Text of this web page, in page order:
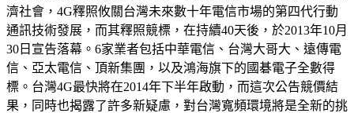
濟社會，4G釋照攸關台灣未來數十年電信市場的第四代行動
通訊技術發展，而其釋照競標，在持續40天後，於2013年10月
30日宣告落幕。6家業者包括中華電信、台灣大哥大、遠傳電
信、亞太電信、頂新集團，以及鴻海旗下的國碁電子全數得
標。台灣4G最快將在2014年下半年啟動，而這次公告競價結
果，同時也揭露了許多新疑慮，對台灣寬頻環境將是全新的挑